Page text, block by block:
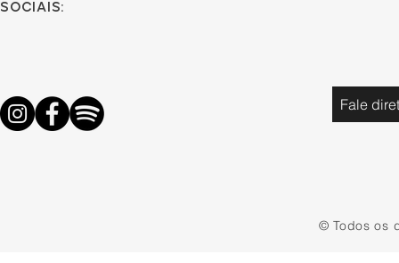
sociais:
Fale
© Todos os